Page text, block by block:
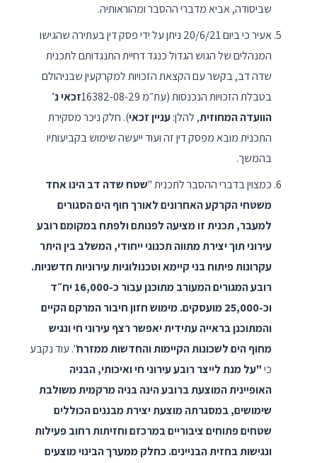
שביסודה, אביא מדברי ההסבר ומהוראותיה.
אעיר כי ביום 20/6/21 ניתן על ידי פסק דין בעתירה שהגישו
המנהלים של הגוש הגדול כנגד דחיית התנגדותם לתכנית
שדה דב, בקשר עם הקצאת הזכויות למקרקעין שבניהולם
בטבלת הזכויות הנכנסות (עת״מ 16382-08-29
זכאי נ׳
הוועדה המחוזית, להלן:עניין זכאי). חלק ניכר מסקירת
התכנית מובא מפסק דין זה ועוד ייעשה שימוש בקביעותיו
בהמשך.
כמצוין בדברי ההסבר לתכנית "שטח שדה דב הינו אחד
משטחי הקרקע האחרונים לאורך חוף הים הסגורים
למעבר, תכנית זו מציעה לפנותם ולפתח במקומם רובע
עירוני תוך יצירת מתווה תכנוני ייחודי, המשלב בין היתר
עקרונות פיתוח בני קיימא וטכנולוגיות עירוניות חדשניות.
רובע המגורים המעורב מתוכנן עבור כ-16,000 יח״ד
וכ-25,000 מועסקים. מימוש חזון חיבור המרקם הקיים
והמתוכנן בראייה עתידית יאפשר רצף עירוני חי ונגיש
מחוף הים לשכונות הקיימות והחדשות ממזרח". עוד נקבע
כי"על מנת לייצר רובע עירוני חי ואיכותי, הבניה
האופיינית המוצעת ברובע הינה בניה מרקמית משולבת
שימושים, במסגרתה מוצעת יצירת מבננים הכוללים
שטחים פתוחים ציבוריים במרכזם וחזיתות רחוב פעילות
ונגישות בחזית הבניינים. כחלק ממערך הבינוי מוצעים